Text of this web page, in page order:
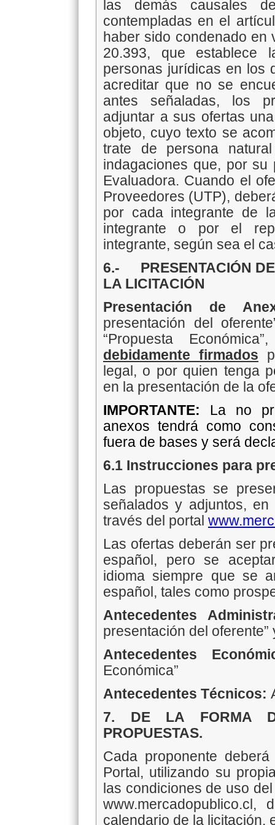
las demás causales
contempladas en el
haber sido condenado en
20.393, que establece
personas jurídicas en los
acreditar que no se
antes señaladas, los
adjuntar a sus ofertas
objeto, cuyo texto se
trate de persona
indagaciones que, por su
Evaluadora. Cuando el
Proveedores (UTP),
por cada integrante de
integrante o por el
integrante, según sea el
6.- PRESENTACIÓN DE
LA LICITACIÓN
Presentación de
presentación del
“Propuesta
debidamente firmados
legal, o por quien tenga
en la presentación de la
IMPORTANTE: La no
anexos tendrá como
fuera de bases y será
6.1 Instrucciones para
Las propuestas se
señalados y adjuntos,
través del portal
Las ofertas deberán ser
español, pero se
idioma siempre que se
español, tales como
Antecedentes
presentación del oferente”
Antecedentes
Económica”
Antecedentes Técnicos:
7. DE LA FORMA
PROPUESTAS.
Cada proponente
Portal, utilizando su
las condiciones de uso
calendario de la licitación,